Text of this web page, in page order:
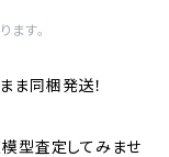
す。
ま同梱発送！
型査定してみませ